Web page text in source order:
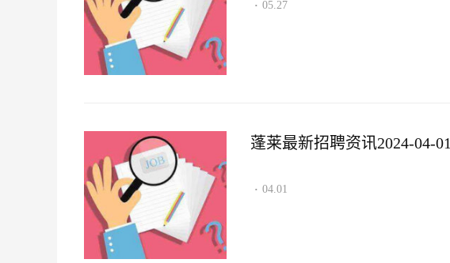
· 05.27
蓬莱最新招聘资讯2024-04-01
· 04.01